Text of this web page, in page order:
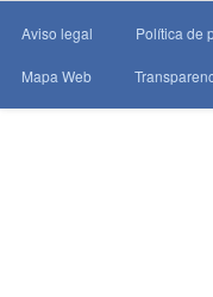
Aviso legal Política de
Mapa Web